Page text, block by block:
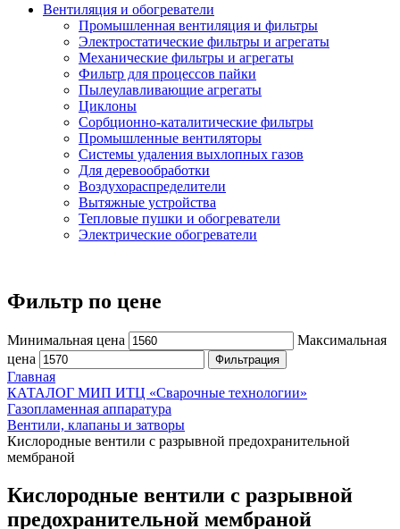
Вентиляция и обогреватели
Промышленная вентиляция и фильтры
Электростатические фильтры и агрегаты
Механические фильтры и агрегаты
Фильтр для процессов пайки
Пылеулавливающие агрегаты
Циклоны
Сорбционно-каталитические фильтры
Промышленные вентиляторы
Системы удаления выхлопных газов
Для деревообработки
Воздухораспределители
Вытяжные устройства
Тепловые пушки и обогреватели
Электрические обогреватели
Фильтр по цене
Минимальная цена
Максимальная
цена
Фильтрация
Главная
КАТАЛОГ МИП ИТЦ «Сварочные технологии»
Газопламенная аппаратура
Вентили, клапаны и затворы
Кислородные вентили с разрывной предохранительной
мембраной
Кислородные вентили с разрывной
предохранительной мембраной